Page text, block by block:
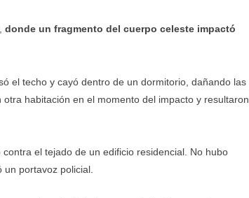
donde un fragmento del cuerpo celeste impactó
el techo y cayó dentro de un dormitorio, dañando las
habitación en el momento del impacto y resultaron
el tejado de un edificio residencial. No hubo
un portavoz policial.